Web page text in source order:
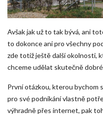
Avšak jak už to tak bývá, ani
to dokonce ani pro všechny
zde totiž ještě další okolnosti,
chceme udělat skutečně
První otázkou, kterou bychom
pro své podnikání vlastně
výhradně přes internet, pak